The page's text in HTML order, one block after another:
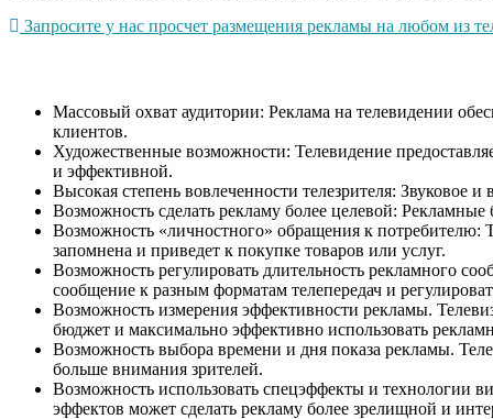
Запросите у нас просчет размещения рекламы на любом из
Массовый охват аудитории: Реклама на телевидении
клиентов.
Художественные возможности: Телевидение
и эффективной.
Высокая степень вовлеченности телезрителя: Звуковое
Возможность сделать рекламу более целевой:
Возможность «личностного» обращения к потребителю:
запомнена и приведет к покупке товаров или услуг.
Возможность регулировать длительность рекламного
сообщение к разным форматам телепередач и
Возможность измерения эффективности рекламы.
бюджет и максимально эффективно использовать
Возможность выбора времени и дня показа рекламы.
больше внимания зрителей.
Возможность использовать спецэффекты и технологии
эффектов может сделать рекламу более зрелищной и